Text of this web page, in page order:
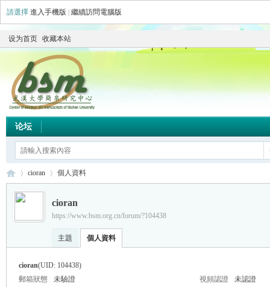
請選擇 進入手機版 繼續訪問電腦版
设为首页 收藏本站
论坛
›
cioran 個人資料
cioran
https://www.bsm.org.cn/forum/?104438
主題 個人資料
cioran(UID: 104438)
郵箱狀態
未驗證 視頻認證 未認證